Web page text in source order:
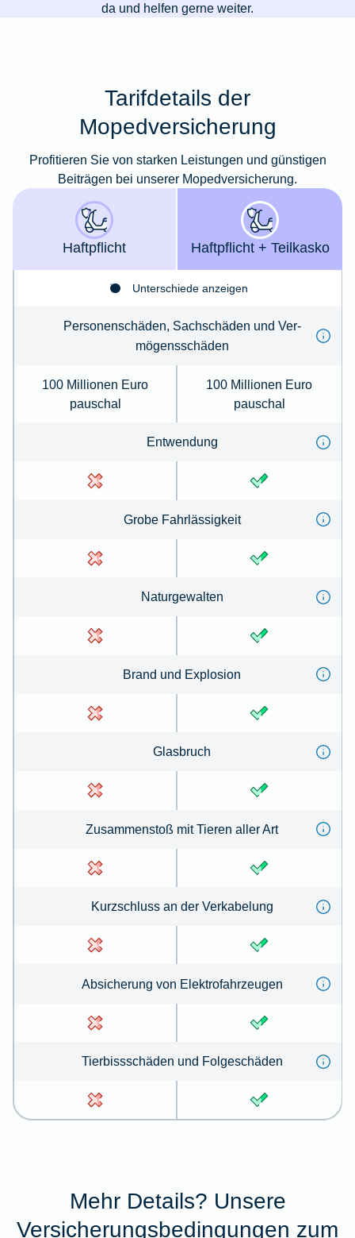
da und helfen gerne weiter.
Tarifdetails der
Mopedversicherung
Profitieren Sie von starken Leistungen und günstigen
Beiträgen bei unserer Mopedversicherung.
Haft­pflicht Haft­­pflicht + Teil­kasko
Unterschiede anzeigen
Per­so­nenschäden, Sachschäden und Ver­
mögens­schä­den
100 Millionen Euro
pauschal
100 Millionen Euro
pauschal
Ent­wen­dung
Gro­be Fahr­lässig­keit
Na­tur­ge­wal­ten
Brand und Ex­plo­sion
Glas­bruch
Zu­sammen­stoß mit Tie­ren aller Art
Kurz­schluss an der Ver­kabe­lung
Absicherung von Elektrofahrzeugen
Tierbissschäden und Folgeschäden
Mehr Details? Unsere
Versicherungsbedingungen zum